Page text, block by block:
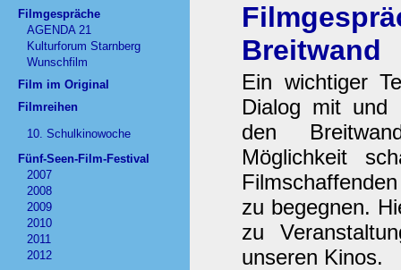
Filmgespräche
AGENDA 21
Kulturforum Starnberg
Wunschfilm
Film im Original
Filmreihen
10. Schulkinowoche
Fünf-Seen-Film-Festival
2007
2008
2009
2010
2011
2012
Breitwand
Ein wichtiger
Dialog mit und
den
Möglichkeit
zu begegnen.
zu
unseren Kinos.